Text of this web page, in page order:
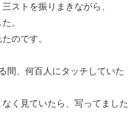
ストを振りまきながら、
。
のです。
間、何百人にタッチしていた
く見ていたら、写ってました